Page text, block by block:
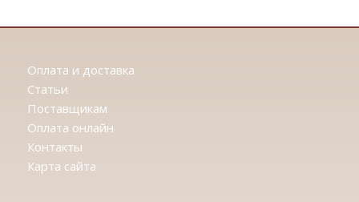
Оплата и доставка
Статьи
Поставщикам
Оплата онлайн
Контакты
Карта сайта